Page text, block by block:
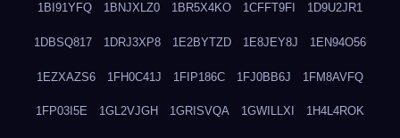
1BI91YFQ 1BNJXLZ0 1BR5X4KO 1CFFT9FI 1D9U2JR1
1DBSQ817 1DRJ3XP8 1E2BYTZD 1E8JEY8J 1EN94O56
1EZXAZS6 1FH0C41J 1FIP186C 1FJ0BB6J 1FM8AVFQ
1FP03I5E 1GL2VJGH 1GRISVQA 1GWILLXI 1H4L4ROK